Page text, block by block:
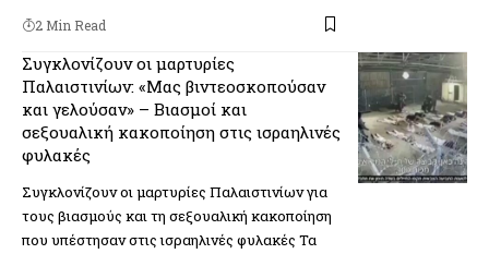
2 Min Read
Συγκλονίζουν οι μαρτυρίες
Παλαιστινίων: «Μας βιντεοσκοπούσαν
και γελούσαν» – Βιασμοί και
σεξουαλική κακοποίηση στις ισραηλινές
φυλακές
Συγκλονίζουν οι μαρτυρίες Παλαιστινίων για
τους βιασμούς και τη σεξουαλική κακοποίηση
που υπέστησαν στις ισραηλινές φυλακές Τα